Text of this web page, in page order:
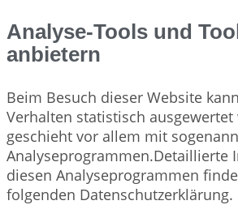
Analyse-Tools und
anbietern
Beim Besuch dieser Website
Verhalten statistisch ausgewertet
geschieht vor allem mit
Analyseprogrammen.Detaillierte
diesen Analyseprogrammen
folgenden Datenschutzerklärung.